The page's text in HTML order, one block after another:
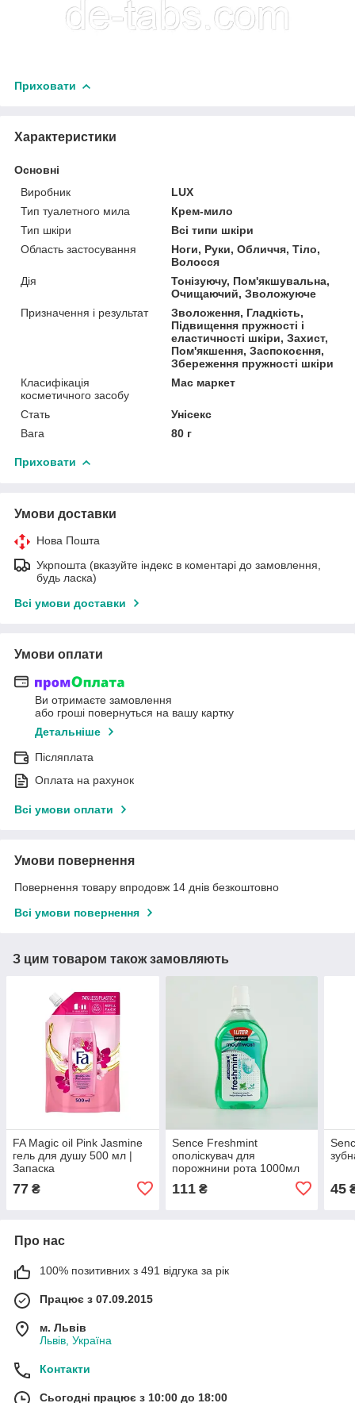
Приховати
Характеристики
Основні
Виробник
LUX
Тип туалетного мила
Крем-мило
Тип шкіри
Всі типи шкіри
Область застосування
Ноги, Руки, Обличчя, Тіло,
Волосся
Дія
Тонізуючу, Пом'якшувальна,
Очищаючий, Зволожуюче
Призначення і результат
Зволоження, Гладкість,
Підвищення пружності і
еластичності шкіри, Захист,
Пом'якшення, Заспокоєння,
Збереження пружності шкіри
Класифікація
косметичного засобу
Мас маркет
Стать
Унісекс
Вага
80 г
Приховати
Умови доставки
Нова Пошта
Укрпошта (вказуйте індекс в коментарі до замовлення,
будь ласка)
Всі умови доставки
Умови оплати
Ви отримаєте замовлення
або гроші повернуться на вашу картку
Детальніше
Післяплата
Оплата на рахунок
Всі умови оплати
Умови повернення
Повернення товару впродовж 14 днів безкоштовно
Всі умови повернення
З цим товаром також замовляють
FA Magic oil Pink Jasmine
гель для душу 500 мл |
Запаска
77 ₴
Sence Freshmint
ополіскувач для
порожнини рота 1000мл
111₴ 45
Про нас
100% позитивних з 491 відгука за рік
Працює з 07.09.2015
м. Львів
Львів, Україна
Контакти
Сьогодні працює з 10:00 до 18:00